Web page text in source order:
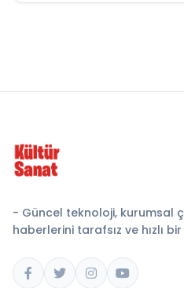
- Güncel teknoloji, kurumsal
haberlerini tarafsız ve hızlı